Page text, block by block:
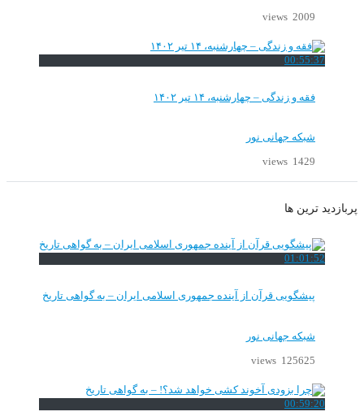
2009 views
00:55:37
فقه و زندگی – چهارشنبه، ۱۴ تیر ۱۴۰۲
شبکه جهانی نور
1429 views
پربازدید ترین ها
01:01:52
پیشگویی قرآن از آینده جمهوری اسلامی ایران – به گواهی تاریخ
شبکه جهانی نور
125625 views
00:59:20